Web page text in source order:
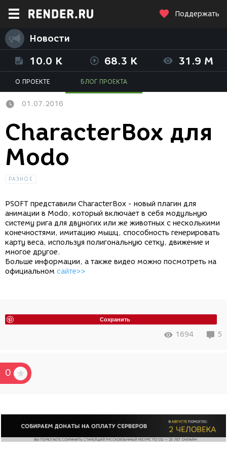
Поддержать
Новости
10.0 K 68.3 K 31.9 M
О ПРОЕКТЕ БЛОГ ПРОЕКТА
01.07.2016
CharacterBox для
Modo
РАЗНОЕ
PSOFT представили CharacterBox - новый плагин для
анимации в Modo, который включает в себя модульную
систему рига для двуногих или же животных с несколькими
конечностями, имитацию мышц, способность генерировать
карту веса, используя полигональную сетку, движение и
многое другое.
Больше информации, а также видео можно посмотреть на
официальном сайте>>
Сохранить
1694 5
0